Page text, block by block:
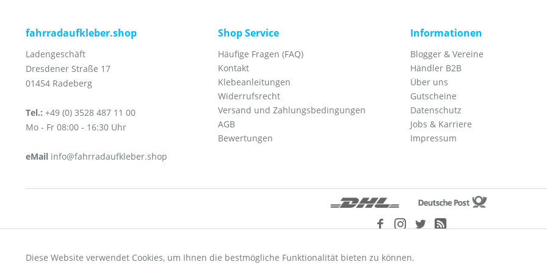
fahrradaufkleber.shop
Ladengeschäft
Dresdener Straße 17
01454 Radeberg
Tel.: +49 (0) 3528 487 11 00
Mo - Fr 08:00 - 16:30 Uhr
eMail info@fahrradaufkleber.shop
Shop Service
Häufige Fragen (FAQ)
Kontakt
Klebeanleitungen
Widerrufsrecht
Versand und Zahlungsbedingungen
AGB
Bewertungen
Informationen
Blogger & Vereine
Händler B2B
Über uns
Gutscheine
Datenschutz
Jobs & Karriere
Impressum
* Alle Preise inkl. gesetzl. Mehrwertsteuer zzgl.Versandkostenund ggf. Nachnahmegebühren, wenn
Funktionale
Diese Website verwendet Cookies, um Ihnen die bestmögliche Funktionalität bieten zu können.